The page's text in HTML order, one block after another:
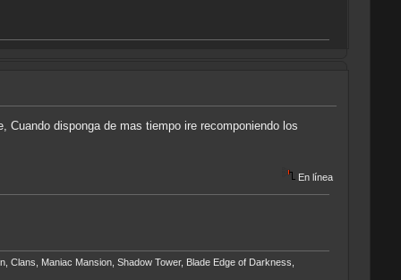
disponga de mas tiempo ire recomponiendo los
En línea
Clans, Maniac Mansion, Shadow Tower, Blade Edge of Darkness,